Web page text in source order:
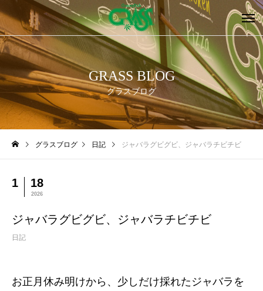
GRASS BLOG
グラスブログ
グラスブログ 日記 ジャバラグビグビ、ジャバラチビチビ
1 18
2026
ジャバラグビグビ、ジャバラチビチビ
日記
お正月休み明けから、少しだけ採れたジャバラを